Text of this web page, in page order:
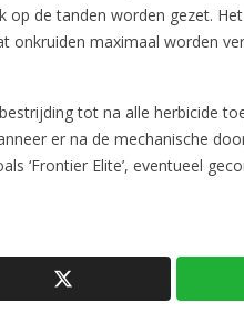
op de tanden worden gezet.
onkruiden maximaal worden
tot na alle herbicide
er na de mechanische
‘Frontier Elite’, eventueel